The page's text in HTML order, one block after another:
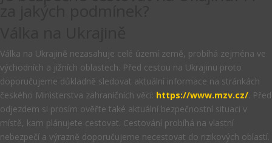
Válka na Ukrajině nezasahuje celé území země, probíhá zejména ve
východních a jižních oblastech. Před cestou na Ukrajinu proto
doporučujeme důkladně sledovat aktuální informace na stránkách
českého Ministerstva zahraničních věcí: https://www.mzv.cz/. Před
odjezdem si prosím ověřte také aktuální bezpečnostní situaci v
místě, kam plánujete cestovat. Cestování probíhá na vlastní
nebezpečí a výrazně doporučujeme necestovat do rizikových oblastí.